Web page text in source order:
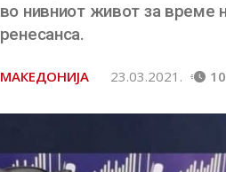
во нивниот живот за време
ренесанса.
МАКЕДОНИЈА 23.03.2021.